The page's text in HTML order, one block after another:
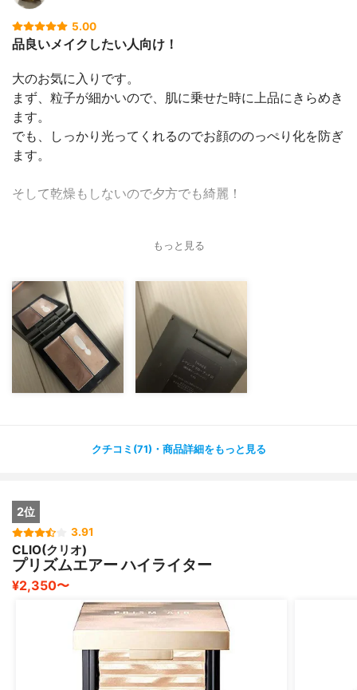
5.00
品良いメイクしたい人向け！
大のお気に入りです。
まず、粒子が細かいので、肌に乗せた時に上品にきらめき
ます。
でも、しっかり光ってくれるのでお顔ののっぺり化を防ぎ
ます。
そして乾燥もしないので夕方でも綺麗！
ホワイトの色味ばかりの使用で、
もっと見る
クチコミ(71)・商品詳細をもっと見る
2位
3.91
CLIO(クリオ)
プリズムエアー ハイライター
¥2,350〜